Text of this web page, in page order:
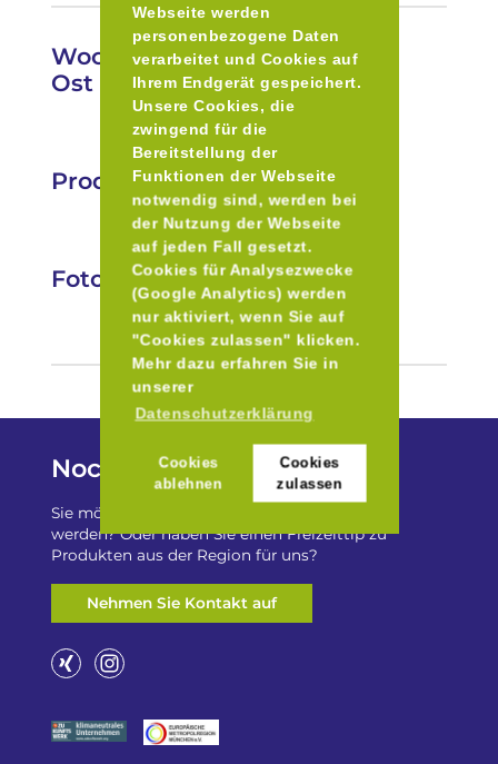
Webseite werden
personenbezogene Daten
verarbeitet und Cookies auf
Ihrem Endgerät gespeichert.
Unsere Cookies, die
zwingend für die
Bereitstellung der
Funktionen der Webseite
notwendig sind, werden bei
der Nutzung der Webseite
auf jeden Fall gesetzt.
Cookies für Analysezwecke
(Google Analytics) werden
nur aktiviert, wenn Sie auf
"Cookies zulassen" klicken.
Mehr dazu erfahren Sie in
unserer
Datenschutzerklärung
Cookies
ablehnen
Cookies
zulassen
Wochenmarkt in Fürstenried
Ost
Produkte
Fotos
Noch Fragen?
Sie möchten auf „Besser Regional“ gelistet
werden? Oder haben Sie einen Freizeittip zu
Produkten aus der Region für uns?
Nehmen Sie Kontakt auf